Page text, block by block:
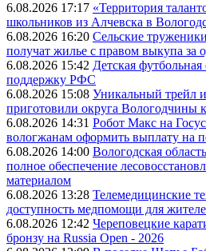
6.08.2026 17:17 «Территория
школьников из Алчевска в
6.08.2026 16:20 Сельские
получат жилье с правом выкупа за
6.08.2026 15:42 Детская
поддержку РФС
6.08.2026 15:08 Уникальный трейл
приготовили округа Вологодчины
6.08.2026 14:31 Робот Макс на
вологжанам оформить выплату на
6.08.2026 14:00 Вологодская
полное обеспечение
материалом
6.08.2026 13:28 Телемедицинские
доступность медпомощи для
6.08.2026 12:42 Череповецкие
бронзу на Russia Open - 2026